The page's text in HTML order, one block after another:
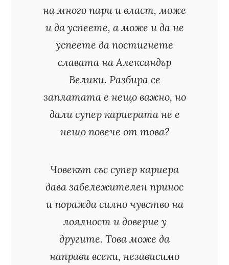
на много пари и власт, може
и да успеете, а може и да не
успеете да постигнете
славата на Александър
Велики. Разбира се
заплатата е нещо важно, но
дали супер кариерата не е
нещо повече от това?
Човекът със супер кариера
дава забележителен принос
и поражда силно чувство на
лоялност и доверие у
другите. Това може да
направи всеки, независимо